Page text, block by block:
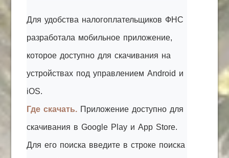
Для удобства налогоплательщиков ФНС
разработала мобильное приложение,
которое доступно для скачивания на
устройствах под управлением Android и
iOS.
Где скачать. Приложение доступно для
скачивания в Google Play и App Store.
Для его поиска введите в строке поиска